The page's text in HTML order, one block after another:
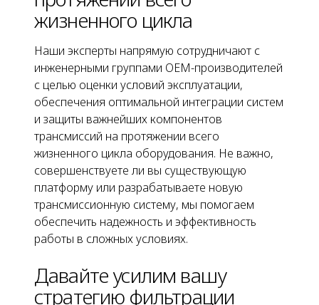
жизненного цикла
Наши эксперты напрямую сотрудничают с
инженерными группами OEM-производителей
с целью оценки условий эксплуатации,
обеспечения оптимальной интеграции систем
и защиты важнейших компонентов
трансмиссий на протяжении всего
жизненного цикла оборудования. Не важно,
совершенствуете ли вы существующую
платформу или разрабатываете новую
трансмиссионную систему, мы помогаем
обеспечить надежность и эффективность
работы в сложных условиях.
Давайте усилим вашу
стратегию фильтрации